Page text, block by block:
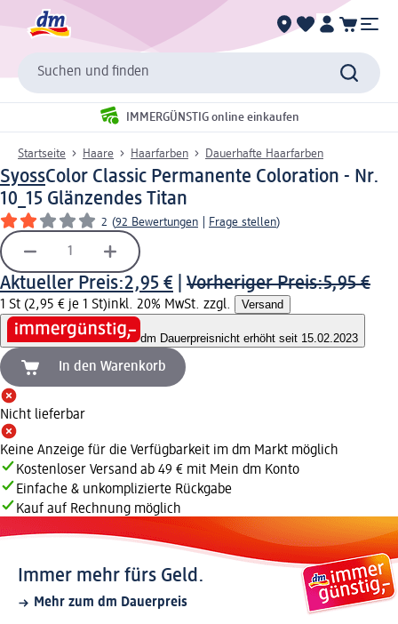
Suchen und finden
IMMERGÜNSTIG online einkaufen
Startseite Haare Haarfarben Dauerhafte Haarfarben
SyossColor Classic Permanente Coloration - Nr.
10_15 Glänzendes Titan
2 (92 Bewertungen Frage stellen)
Aktueller Preis:2,95 € Vorheriger Preis:5,95 €
1 St (2,95 € je 1 St)inkl. 20% MwSt. zzgl. Versand
dm Dauerpreisnicht erhöht seit 15.02.2023
In den Warenkorb
Nicht lieferbar
Keine Anzeige für die Verfügbarkeit im dm Markt möglich
Kostenloser Versand ab 49 € mit Mein dm Konto
Einfache & unkomplizierte Rückgabe
Kauf auf Rechnung möglich
Immer mehr fürs Geld.
Mehr zum dm Dauerpreis